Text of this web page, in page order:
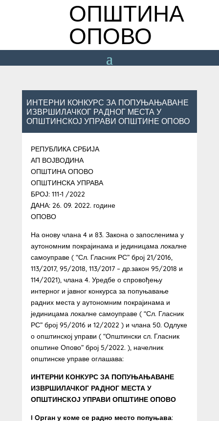
ОПШТИНА
ОПОВО
ИНТЕРНИ КОНКУРС ЗА ПОПУЊАЊАВАНЕ
ИЗВРШИЛАЧКОГ РАДНОГ МЕСТА У
ОПШТИНСКОЈ УПРАВИ ОПШТИНЕ ОПОВО
РЕПУБЛИКА СРБИЈА
АП ВОЈВОДИНА
ОПШТИНА ОПОВО
ОПШТИНСКА УПРАВА
БРОЈ: 111-1 /2022
ДАНА: 26. 09. 2022. године
ОПОВО
На онову члана 4 и 83. Закона о запосленима у
аутономним покрајинама и јединицама локалне
самоуправе ( “Сл. Гласник РС” број 21/2016,
113/2017, 95/2018, 113/2017 – др.закон 95/2018 и
114/2021), члана 4. Уредбе о спровођењу
интерног и јавног конкурса за попуњавање
радних места у аутономним покрајинама и
јединицама локалне самоуправе ( “Сл. Гласник
РС” број 95/2016 и 12/2022 ) и члана 50. Одлуке
о општинској управи ( “Општински сл. Гласник
општине Опово” број 5/2022. ), начелник
општинске управе оглашава:
ИНТЕРНИ КОНКУРС ЗА ПОПУЊАЊАВАНЕ
ИЗВРШИЛАЧКОГ РАДНОГ МЕСТА У
ОПШТИНСКОЈ УПРАВИ ОПШТИНЕ ОПОВО
I Oрган у коме се радно место попуњава: